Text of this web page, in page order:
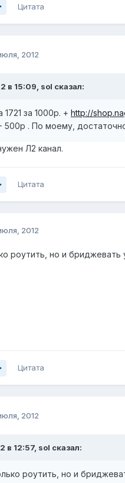
Цитата
2012
в 15:09, sol сказал:
за 1000р. + http://
- 500р . По моему,
Л2 канал.
Цитата
2012
роутить, но и бриджевать
Цитата
2012
в 12:57, sol сказал:
роутить, но и